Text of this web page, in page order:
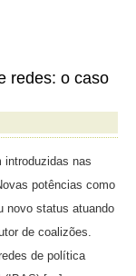
redes: o caso
introduzidas nas
potências como
novo status atuando
de coalizões.
de política